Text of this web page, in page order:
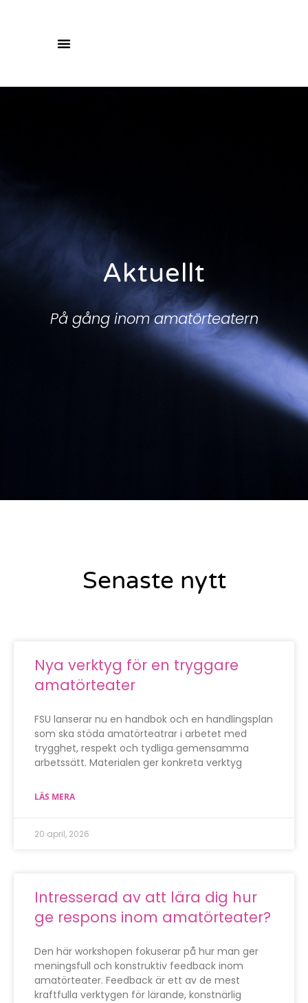
Aktuellt
På gång inom amatörteatern
Senaste nytt
Nya verktyg för en tryggare
amatörteater
FSU lanserar nu en handbok och en handlingsplan
som ska stöda amatörteatrar i arbetet med
trygghet, respekt och tydliga gemensamma
arbetssätt. Materialen ger konkreta verktyg
LÄS MERA
20 april, 2026
Intresserad av att lära dig hur
ge respons inom amatörteater?
Den här workshopen fokuserar på hur man ger
meningsfull och konstruktiv feedback inom
amatörteater. Feedback är ett av de mest
kraftfulla verktygen för lärande, konstnärlig